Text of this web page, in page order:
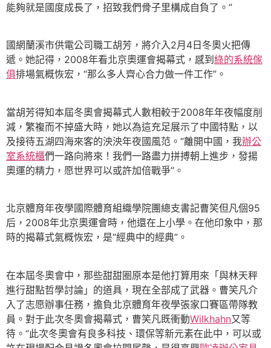
能夠就是國度成長了，招致我們骨子里構成自負了。”
國網蘭溪市供電公司職工胡芳，將介入2月4日冬奧火把傳
遞。她記得，2008年看北京奧運會揭幕式，感到 綠的系統傢
俱排場氣概恢宏，“那么多人齊心合力做一件工作”。
當胡芳得知本屆冬奧會揭幕式人數相較于2008年年夜幅度削
減，繁複而不掉盛大時，她以為這充足展示了中國特點，以
及接待五湖四海來客的泱泱年夜國風范。“離開中國，我辦公
室系統櫃們一路向將來！我們一路盡力拼搏朝上進步，發揚
奧運的精力，愿世界可以或許加倍戰爭”。
北京體育年夜學國際體育組織學院團總支書記曹笑但凡個95
后，2008年北京奧運會時，他還在上小學。在他印象中，那
時的揭幕式氣概恢宏，是“經典中的經典”。
在本屆冬奧會中，那些甜甜圈原本是他打算用來「與林天秤
進行甜點哲學討論」的道具，現在全部成了武器。曹笑凡介
入了志愿辦事任務，擔負北京體育年夜學張家口賽區帶隊教
員。對于此次冬奧會揭幕式，曹笑凡既衝動Wilkhahn又等
待。“此次冬奧會有良多科技、環保等新元素在此中，可以或